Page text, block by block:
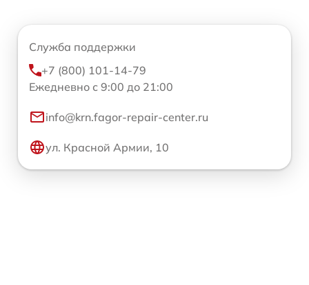
Служба поддержки
+7 (800) 101-14-79
Ежедневно с 9:00 до 21:00
info@krn.fagor-repair-center.ru
ул. Красной Армии, 10